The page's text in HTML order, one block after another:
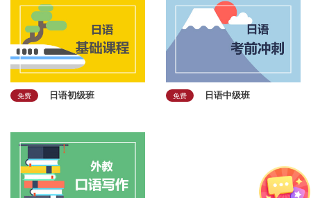
免费 日语初级班 免费 日语中级班